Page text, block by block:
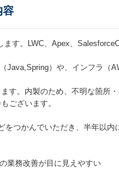
容
す。LWC、Apex、
Java,Spring）や、インフラ（
す。内製のため、不明な箇所
ございます。
つかんでいただき、半年以内
業務改善が目に見えやすい